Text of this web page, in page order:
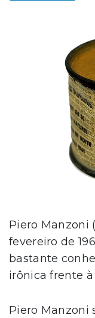
Piero Manzoni
fevereiro de
bastante
irônica frente à
Piero Manzoni